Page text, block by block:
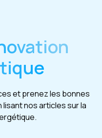
et prenez les bonnes
nos articles sur la